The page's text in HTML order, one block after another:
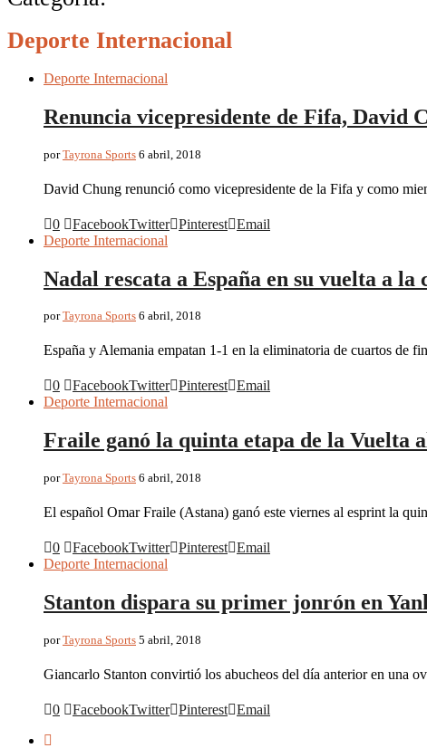
Deporte Internacional
Deporte Internacional
Renuncia vicepresidente de Fifa, David
porTayrona Sports 6 abril, 2018
David Chung renunció como vicepresidente de la Fifa y como
0 FacebookTwitter Pinterest Email
Deporte Internacional
Nadal rescata a España en su vuelta a la
porTayrona Sports 6 abril, 2018
España y Alemania empatan 1-1 en la eliminatoria de cuartos de
0 FacebookTwitter Pinterest Email
Deporte Internacional
Fraile ganó la quinta etapa de la Vuelta
porTayrona Sports 6 abril, 2018
El español Omar Fraile (Astana) ganó este viernes al esprint la
0 FacebookTwitter Pinterest Email
Deporte Internacional
Stanton dispara su primer jonrón en
porTayrona Sports 5 abril, 2018
Giancarlo Stanton convirtió los abucheos del día anterior en una
0 FacebookTwitter Pinterest Email